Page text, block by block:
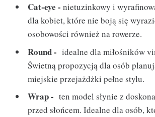
Cat-eye - nietuzinkowy i
dla kobiet, które nie boją się
osobowości również na rowerze.
Round - idealne dla miłośników
Świetną propozycją dla osób
miejskie przejażdżki pełne stylu.
Wrap - ten model słynie z
przed słońcem. Idealne dla osób,